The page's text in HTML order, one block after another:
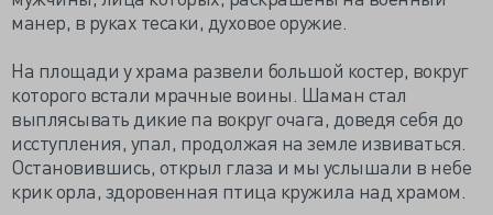
манер, в руках тесаки, духовое оружие.
На площади у храма развели большой костер, вокруг
которого встали мрачные воины. Шаман стал
выплясывать дикие па вокруг очага, доведя себя до
исступления, упал, продолжая на земле извиваться.
Остановившись, открыл глаза и мы услышали в небе
крик орла, здоровенная птица кружила над храмом.